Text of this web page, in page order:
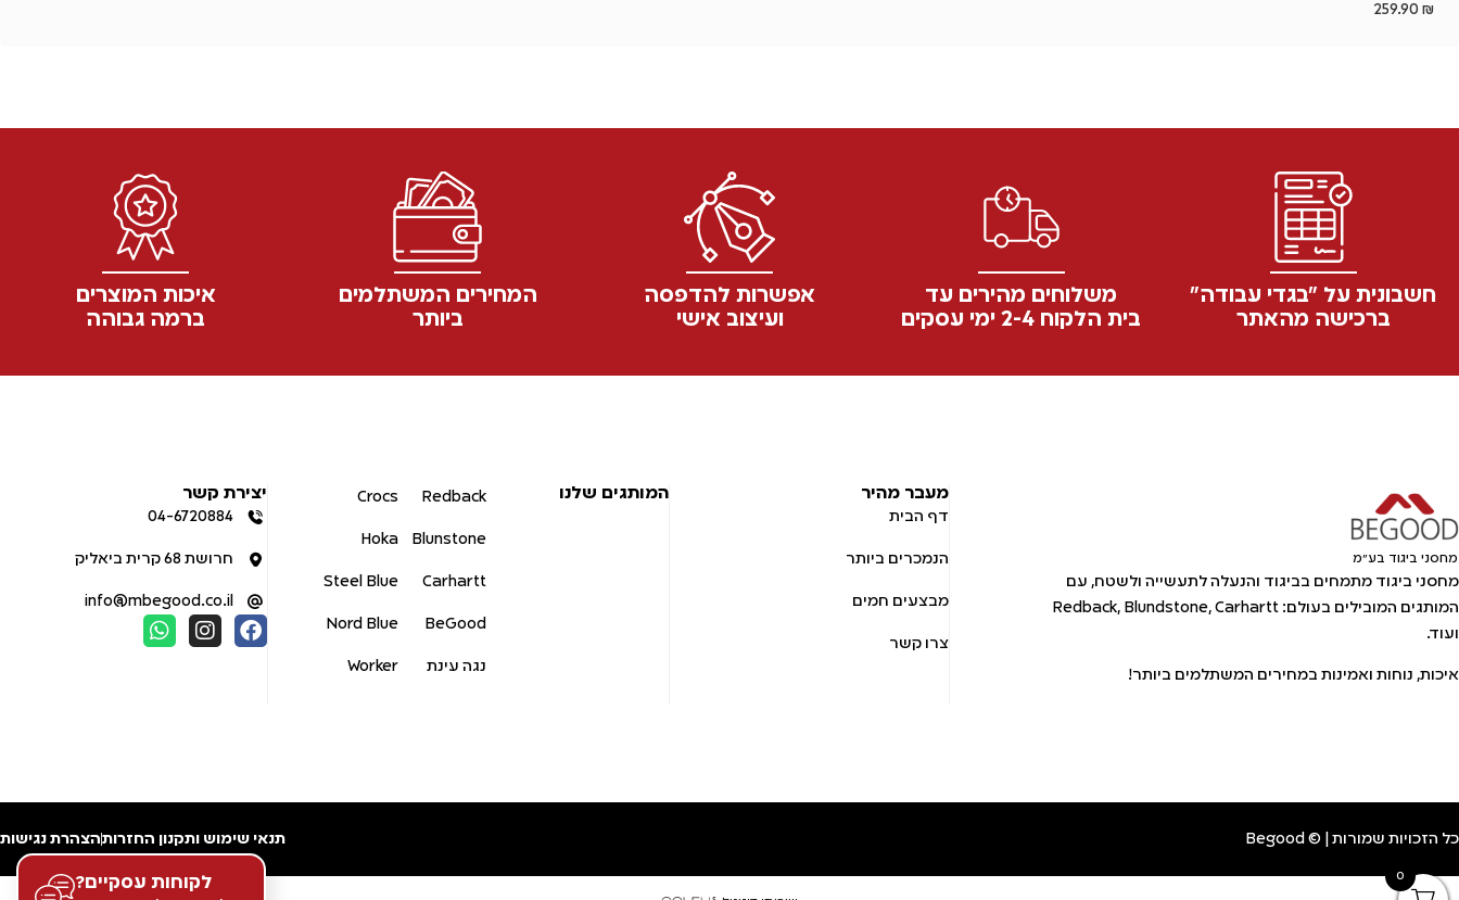
259.90 ₪
חשבונית על "בגדי עבודה"
ברכישה מהאתר
משלוחים מהירים עד
בית הלקוח 2-4 ימי עסקים
אפשרות להדפסה
ועיצוב אישי
המחירים המשתלמים
ביותר
איכות המוצרים
ברמה גבוהה
מחסני ביגוד בע"מ
מחסני ביגוד מתמחים בביגוד והנעלה לתעשייה ולשטח, עם
המותגים המובילים בעולם: Redback, Blundstone, Carhartt
ועוד.
איכות, נוחות ואמינות במחירים המשתלמים ביותר!
מעבר מהיר
דף הבית
הנמכרים ביותר
מבצעים חמים
צרו קשר
המותגים שלנו Redback
Blunstone
Carhartt
BeGood
נגה עינת
Crocs
Hoka
Steel Blue
Nord Blue
Worker
יצירת קשר
04-6720884
חרושת 68 קרית ביאליק
info@mbegood.co.il
כל הזכויות שמורות | © Begood תנאי שימוש ותקנון החזרותהצהרת נגישות
לקוחות עסקיים? 0